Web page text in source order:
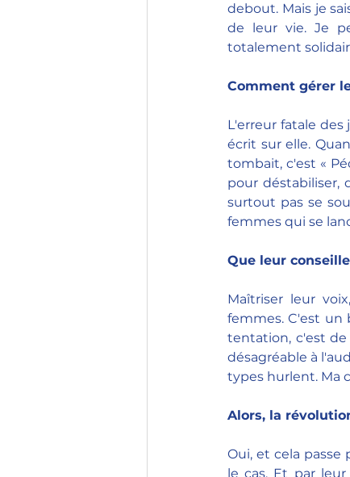
debout. Mais je
de leur vie. Je
totalement
Comment gérer
L'erreur fatale
écrit sur elle.
tombait, c'est «
pour déstabiliser,
surtout pas se
femmes qui se
Que leur
Maîtriser leur
femmes. C'est un
tentation, c'est de
désagréable à
types hurlent. Ma
Alors, la
Oui, et cela passe
le cas. Et par